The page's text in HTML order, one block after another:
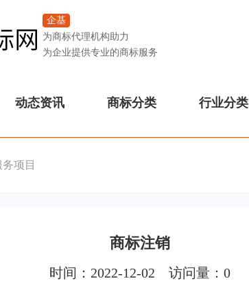
企基
为商标代理机构助力
为企业提供专业的商标服务
动态资讯 商标分类 行业分类
务项目
商标注销
时间：2022-12-02 访问量： 0